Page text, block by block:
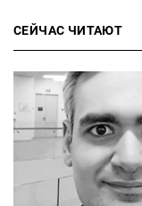
СЕЙЧАС ЧИТАЮТ